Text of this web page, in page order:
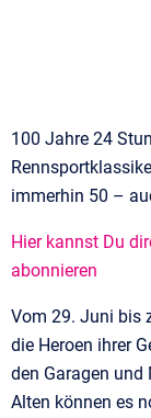
100 Jahre 24
immerhin 50 –
Hier kannst Du
abonnieren
Vom 29. Juni bis
die Heroen ihrer
den Garagen und
Alten können es